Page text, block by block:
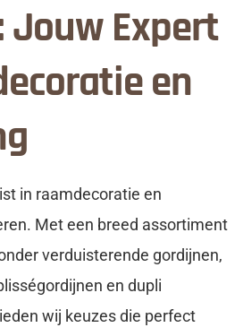
Jouw Expert
en
in raamdecoratie en
Met een breed assortiment
verduisterende gordijnen,
en dupli
wij keuzes die perfect